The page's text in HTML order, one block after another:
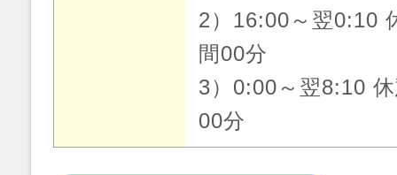
2）16:00～翌0:10
間00分
3）0:00～翌8:10
00分